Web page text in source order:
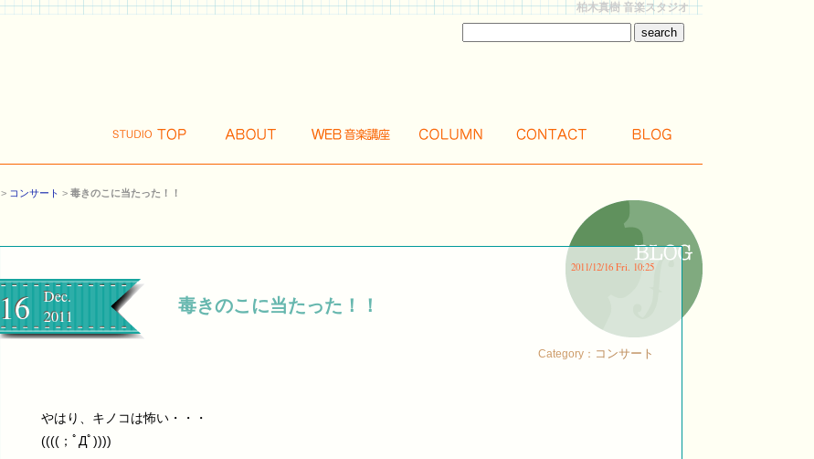
柏木真樹 音楽スタジオ
> コンサート > 毒きのこに当たった！！
16
Dec.
2011
2011/12/16 Fri. 10:25
毒きのこに当たった！！
Category： コンサート
やはり、キノコは怖い・・・
((((；ﾟДﾟ))))